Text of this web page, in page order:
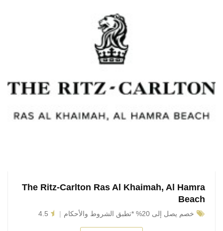
The Ritz-Carlton Ras Al Khaimah, Al Hamra
Beach
خصم يصل إلى 20% *تطبق الشروط والأحكام 4.5